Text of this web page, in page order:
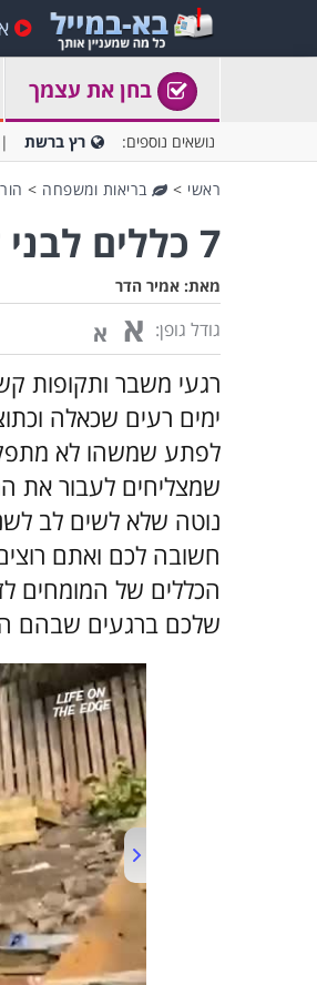
בחן את עצמך
נושאים נוספים: רץ ברשת
ראשי > בריאות ומשפחה >
7 כללים לבני זוג תומכים ונאמנים ברגעי משבר
מאת: אמיר הדר
גודל גופן: א א
רגעי משבר ותקופות
ימים רעים שכאלה
לפתע שמשהו לא
שמצליחים לעבור את
נוטה שלא לשים לב
הכללים של המומחים
שלכם ברגעים שבהם